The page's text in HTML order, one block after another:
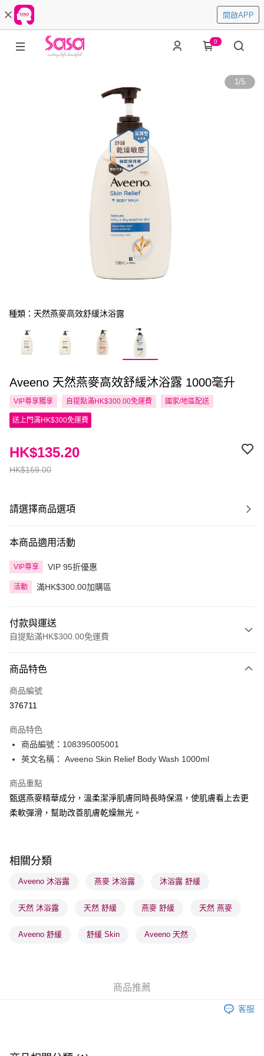
開啟APP
0
1/5
種類：天然燕麥高效舒緩沐浴露
Aveeno 天然燕麥高效舒緩沐浴露 1000毫升
VIP尊享獨享 自提點滿HK$300.00免運費 國家/地區配送
送上門滿HK$300免運費
HK$169.00
HK$135.20
請選擇商品選項
本商品適用活動
VIP尊享 VIP 95折優惠
活動 滿HK$300.00加購區
付款與運送
自提點滿HK$300.00免運費
信用卡
Apple Pay
PayMe
WeChat Pay
BoC Pay
送貨方式
每筆HK$65.00，滿HK$300.00或以上免運費
確認發貨後1-3 工作天送達，訂單將隨機分配至SF順豐速運或京東
每筆HK$65.00，滿HK$300.00或以上免運費
每筆HK$20.00，滿HK$100.00或以上免運費
(澳門門市) 只顯示可選門市。確認發貨後2-5個工作天到店，3天內
商品特色
商品編號
376711
商品特色
商品編號：108395005001
英文名稱： Aveeno Skin Relief Body Wash 1000ml
商品重點
甄選燕麥精華成分，溫柔潔淨肌膚同時長時保濕，使肌膚看上去更
柔軟彈滑，幫助改善肌膚乾燥無光。
相關分類
Aveeno 沐浴露 燕麥 沐浴露 沐浴露 舒緩
天然 沐浴露 天然 舒緩 燕麥 舒緩 天然 燕麥
Aveeno 舒緩 舒緩 Skin Aveeno 天然
商品推薦
客服